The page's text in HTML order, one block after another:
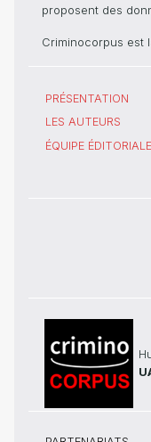
proposent des
Criminocorpus est
PRÉSENTATION
LES AUTEURS
ÉQUIPE ÉDITORIALE